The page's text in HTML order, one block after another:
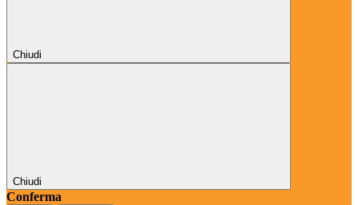
Chiudi
Chiudi
Conferma